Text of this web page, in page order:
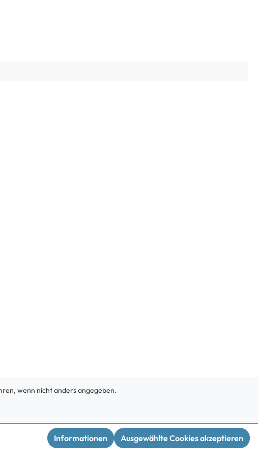
wenn nicht anders angegeben.
Informationen Ausgewählte Cookies akzeptieren